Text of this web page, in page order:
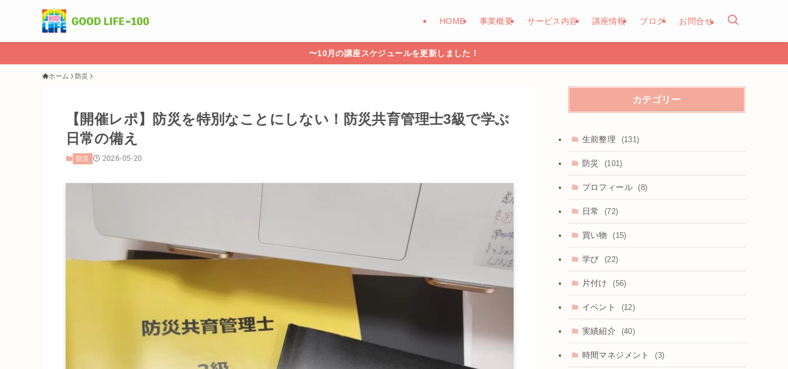
HOME 事業概要 サービス内容 講座情報 ブログ お問合せ
〜10月の講座スケジュールを更新しました！
ホーム 防災
【開催レポ】防災を特別なことにしない！防災共育管理士3級で学ぶ
日常の備え
防災 2026-05-20
カテゴリー
生前整理 (131)
防災 (101)
プロフィール (8)
日常 (72)
買い物 (15)
学び (22)
片付け (56)
イベント (12)
実績紹介 (40)
時間マネジメント (3)